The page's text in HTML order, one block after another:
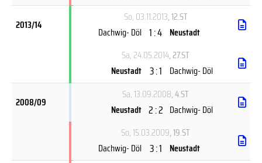
2013/14
So, 03.11.2013, 12.ST
Dachwig- Döl 1 : 4 Neustadt
Sa, 24.05.2014, 27.ST
Neustadt 3 : 1 Dachwig- Döl
2008/09
Sa, 13.09.2008, 4.ST
Neustadt 2 : 2 Dachwig- Döl
So, 15.03.2009, 19.ST
Dachwig- Döl 3 : 1 Neustadt